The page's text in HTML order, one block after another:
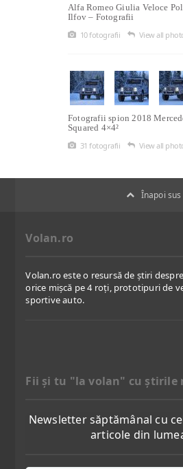
Alfa Romeo Giulia Veloce
Ilfov – Fotografii
10 fotografii
View all
Fotografii spion 2018
Squared 4×4²
31 fotografii
View all
Înapoi sus
Volan.ro
Volan.ro este o resursă de știri
orice mișcă pe 4 roți, prototipuri de
sportive auto.
Fii şi tu "la volan" cu ştirile
Newsletter săptămânal cu
articole din